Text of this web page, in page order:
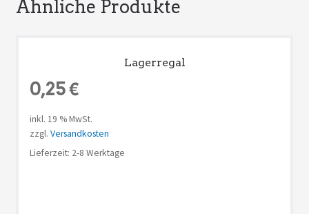
Ähnliche Produkte
Lagerregal
0,25€
inkl. 19 % MwSt.
zzgl. Versandkosten
Lieferzeit: 2-8 Werktage